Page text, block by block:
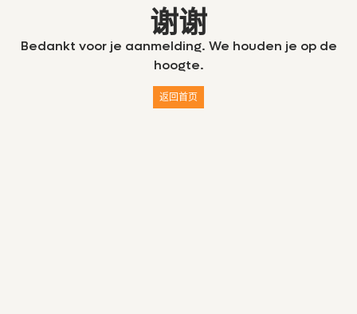
谢谢
Bedankt voor je aanmelding. We houden je op de
hoogte.
返回首页